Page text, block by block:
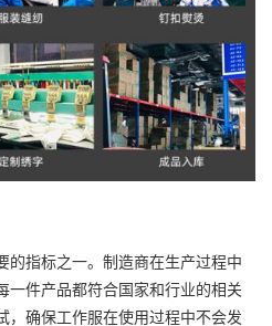
的指标之一。制造商在生产过程中
一件产品都符合国家和行业的相关
，确保工作服在使用过程中不会发